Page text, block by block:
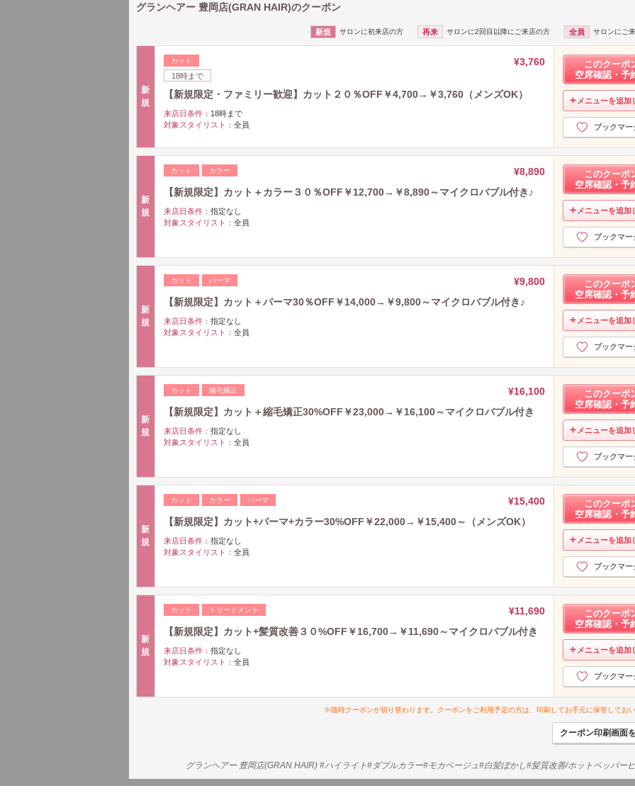
グランヘアー 豊岡店(GRAN HAIR)のクーポン
新規 サロンに初来店の方 再来 サロンに2回目以降にご来店の方 全員 サロンにご
新
規
カット
18時まで
¥3,760
【新規限定・ファミリー歓迎】カット２０％OFF￥4,700→￥3,760（メンズOK）
来店日条件： 18時まで
対象スタイリスト： 全員
このクーポ
空席確認・予
メニューを追加
ブックマー
新
規
カット カラー
¥8,890
【新規限定】カット＋カラー３０％OFF￥12,700→￥8,890～マイクロバブル付き♪
来店日条件： 指定なし
対象スタイリスト： 全員
このクーポ
空席確認・予
メニューを追加
ブックマー
新
規
カット パーマ
¥9,800
【新規限定】カット＋パーマ30％OFF￥14,000→￥9,800～マイクロバブル付き♪
来店日条件： 指定なし
対象スタイリスト： 全員
このクーポ
空席確認・予
メニューを追加
ブックマー
新
規
カット 縮毛矯正
¥16,100
【新規限定】カット＋縮毛矯正30%OFF￥23,000→￥16,100～マイクロバブル付き
来店日条件： 指定なし
対象スタイリスト： 全員
このクーポ
空席確認・予
メニューを追加
ブックマー
新
規
カット カラー パーマ
¥15,400
【新規限定】カット+パーマ+カラー30%OFF￥22,000→￥15,400～（メンズOK）
来店日条件： 指定なし
対象スタイリスト： 全員
このクーポ
空席確認・予
メニューを追加
ブックマー
新
規
カット トリートメント
¥11,690
【新規限定】カット+髪質改善３０%OFF￥16,700→￥11,690～マイクロバブル付き
来店日条件： 指定なし
対象スタイリスト： 全員
このクーポ
空席確認・予
メニューを追加
ブックマー
※随時クーポンが切り替わります。クーポンをご利用予定の方は、印刷してお手元に保管しておい
クーポン印刷画面
グランヘアー 豊岡店(GRAN HAIR) #ハイライト#ダブルカラー#モカベージュ#白髪ぼかし#髪質改善/ホットペッパー